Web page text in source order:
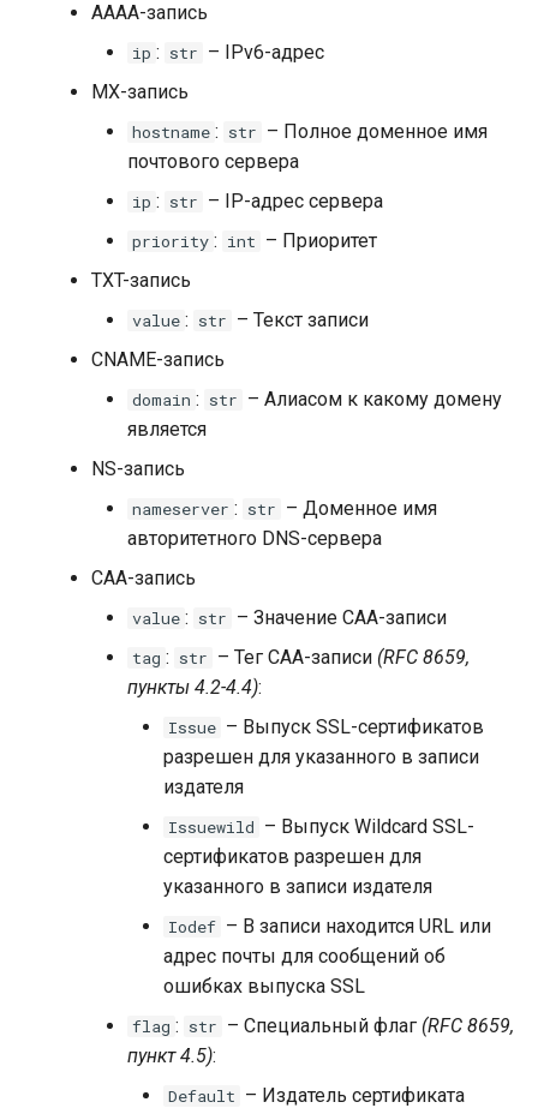
AAAA-запись
ip : str – IPv6-адрес
MX-запись
hostname : str – Полное доменное имя
почтового сервера
ip : str – IP-адрес сервера
priority : int – Приоритет
TXT-запись
value : str – Текст записи
CNAME-запись
domain : str – Алиасом к какому домену
является
NS-запись
nameserver : str – Доменное имя
авторитетного DNS-сервера
CAA-запись
value : str – Значение CAA-записи
tag : str – Тег CAA-записи (RFC 8659,
пункты 4.2-4.4):
Issue – Выпуск SSL-сертификатов
разрешен для указанного в записи
издателя
Issuewild – Выпуск Wildcard SSL-
сертификатов разрешен для
указанного в записи издателя
Iodef – В записи находится URL или
адрес почты для сообщений об
ошибках выпуска SSL
flag : str – Специальный флаг (RFC 8659,
пункт 4.5):
Default – Издатель сертификата